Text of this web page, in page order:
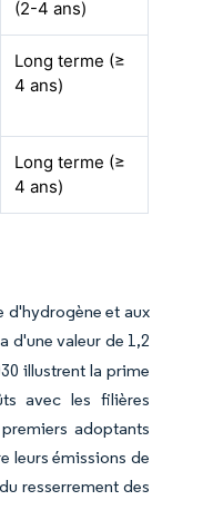
(2-4 ans)
Long terme (≥
4 ans)
Long terme (≥
4 ans)
d'hydrogène et aux
d'une valeur de 1,2
illustrent la prime
avec les filières
adoptants
leurs émissions de
resserrement des